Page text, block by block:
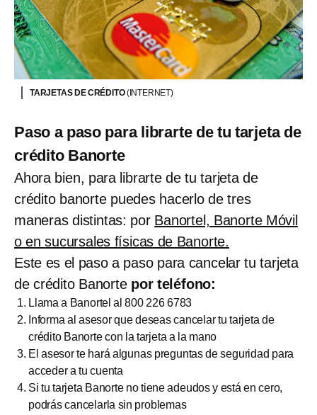
TARJETAS DE CRÉDITO(INTERNET)
Paso a paso para librarte de tu tarjeta de
crédito Banorte
Ahora bien, para librarte de tu tarjeta de
crédito banorte puedes hacerlo de tres
maneras distintas: por Banortel, Banorte Móvil
o en sucursales físicas de Banorte.
Este es el paso a paso para cancelar tu tarjeta
de crédito Banorte por teléfono:
Llama a Banortel al 800 226 6783
Informa al asesor que deseas cancelar tu tarjeta de
crédito Banorte con la tarjeta a la mano
El asesor te hará algunas preguntas de seguridad para
acceder a tu cuenta
Si tu tarjeta Banorte no tiene adeudos y está en cero,
podrás cancelarla sin problemas